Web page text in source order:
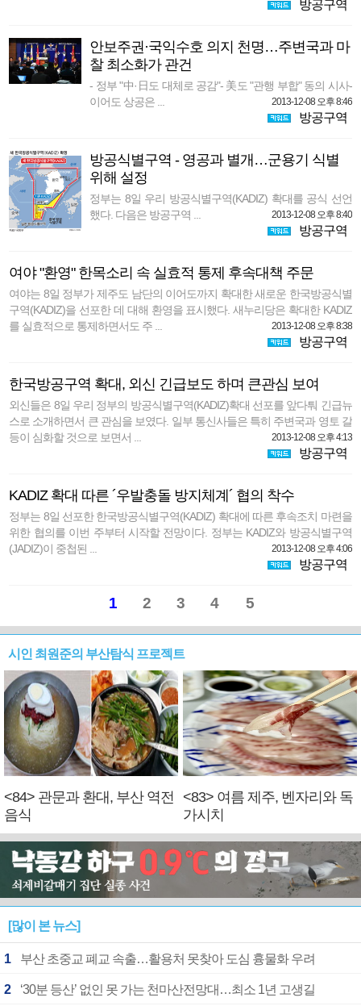
방공구역
안보주권·국익수호 의지 천명…주변국과 마
찰 최소화가 관건
- 정부 "中·日도 대체로 공감"- 美도 "관행 부합" 동의 시사-
이어도 상공은 ...
2013-12-08 오후 8:46
방공구역
방공식별구역 - 영공과 별개…군용기 식별
위해 설정
정부는 8일 우리 방공식별구역(KADIZ) 확대를 공식 선언
했다. 다음은 방공구역 ...
2013-12-08 오후 8:40
방공구역
여야 "환영" 한목소리 속 실효적 통제 후속대책 주문
여야는 8일 정부가 제주도 남단의 이어도까지 확대한 새로운 한국방공식별
구역(KADIZ)을 선포한 데 대해 환영을 표시했다. 새누리당은 확대한 KADIZ
를 실효적으로 통제하면서도 주 ...
2013-12-08 오후 8:38
방공구역
한국방공구역 확대, 외신 긴급보도 하며 큰관심 보여
외신들은 8일 우리 정부의 방공식별구역(KADIZ)확대 선포를 앞다퉈 긴급뉴
스로 소개하면서 큰 관심을 보였다. 일부 통신사들은 특히 주변국과 영토 갈
등이 심화할 것으로 보면서 ...
2013-12-08 오후 4:13
방공구역
KADIZ 확대 따른 ´우발충돌 방지체계´ 협의 착수
정부는 8일 선포한 한국방공식별구역(KADIZ) 확대에 따른 후속조치 마련을
위한 협의를 이번 주부터 시작할 전망이다. 정부는 KADIZ와 방공식별구역
(JADIZ)이 중첩된 ...
2013-12-08 오후 4:06
방공구역
1 2 3 4 5
시인 최원준의 부산탐식 프로젝트
<84> 관문과 환대, 부산 역전
음식
<83> 여름 제주, 벤자리와 독
가시치
[많이 본 뉴스]
1 부산 초중교 폐교 속출…활용처 못찾아 도심 흉물화 우려
2 ‘30분 등산’ 없인 못 가는 천마산전망대…최소 1년 고생길